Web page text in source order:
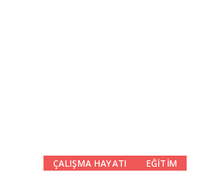
ÇALIŞMA HAYATI EĞITIM